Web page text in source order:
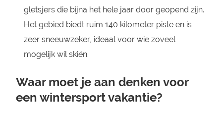
gletsjers die bijna het hele jaar door geopend zijn.
Het gebied biedt ruim 140 kilometer piste en is
zeer sneeuwzeker, ideaal voor wie zoveel
mogelijk wil skiën.
Waar moet je aan denken voor
een wintersport vakantie?